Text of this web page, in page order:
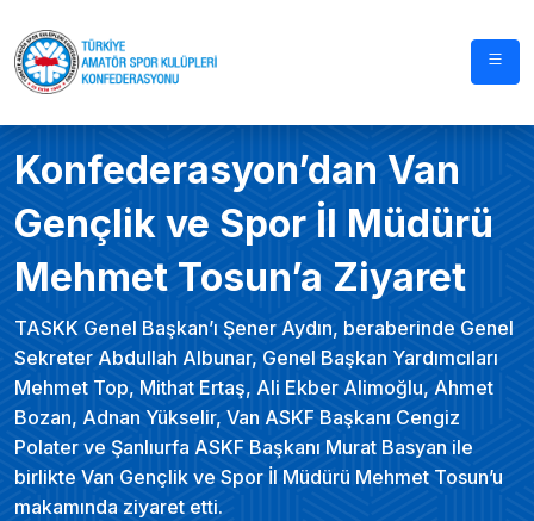
Konfederasyon’dan Van
Gençlik ve Spor İl Müdürü
Mehmet Tosun’a Ziyaret
TASKK Genel Başkan’ı Şener Aydın, beraberinde Genel
Sekreter Abdullah Albunar, Genel Başkan Yardımcıları
Mehmet Top, Mithat Ertaş, Ali Ekber Alimoğlu, Ahmet
Bozan, Adnan Yükselir, Van ASKF Başkanı Cengiz
Polater ve Şanlıurfa ASKF Başkanı Murat Basyan ile
birlikte Van Gençlik ve Spor İl Müdürü Mehmet Tosun’u
makamında ziyaret etti.